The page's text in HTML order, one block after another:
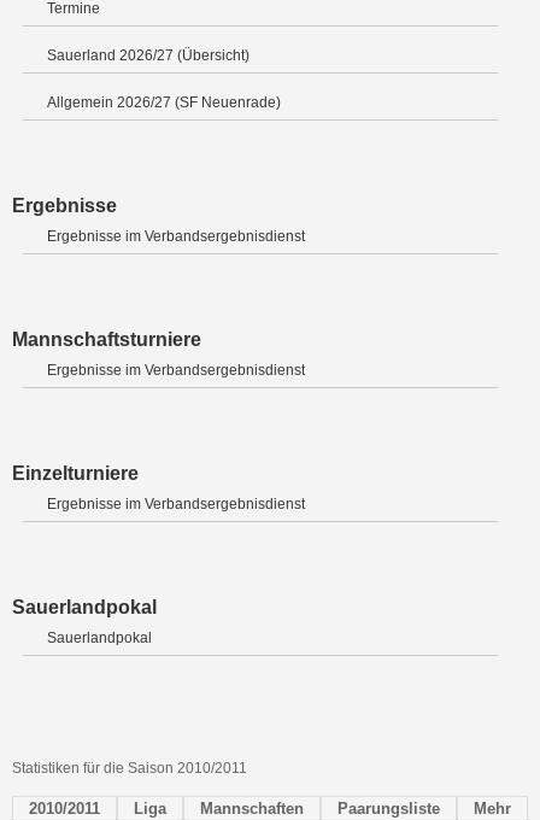
Termine
Sauerland 2026/27 (Übersicht)
Allgemein 2026/27 (SF Neuenrade)
Ergebnisse
Ergebnisse im Verbandsergebnisdienst
Mannschaftsturniere
Ergebnisse im Verbandsergebnisdienst
Einzelturniere
Ergebnisse im Verbandsergebnisdienst
Sauerlandpokal
Sauerlandpokal
Statistiken für die Saison 2010/2011
2010/2011 Liga Mannschaften Paarungsliste Mehr